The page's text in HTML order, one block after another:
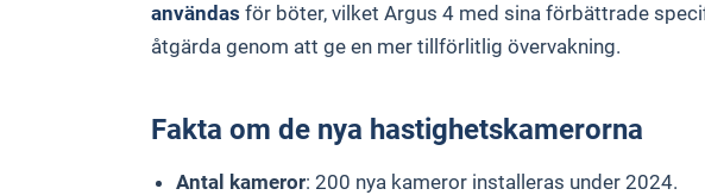
användas för böter, vilket Argus 4 med sina förbättrade
åtgärda genom att ge en mer tillförlitlig övervakning.
Fakta om de nya hastighetskamerorna
Antal kameror: 200 nya kameror installeras under 2024.